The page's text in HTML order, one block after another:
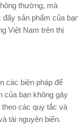
thường, mà
sản phẩm của
Việt Nam trên thị
các biện pháp để
của bạn không gây
các quy tắc và
tài nguyên biển.